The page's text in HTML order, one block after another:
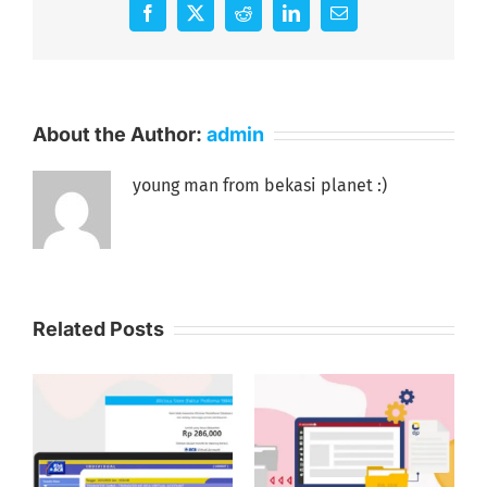
Facebook
X RedditLinkedInEmail
About the Author: admin
young man from bekasi planet :)
Related Posts